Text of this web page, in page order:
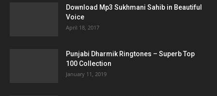
Download Mp3 Sukhmani Sahib in Beautiful
Voice
April 18, 2017
Punjabi Dharmik Ringtones – Superb Top
100 Collection
January 11, 2019